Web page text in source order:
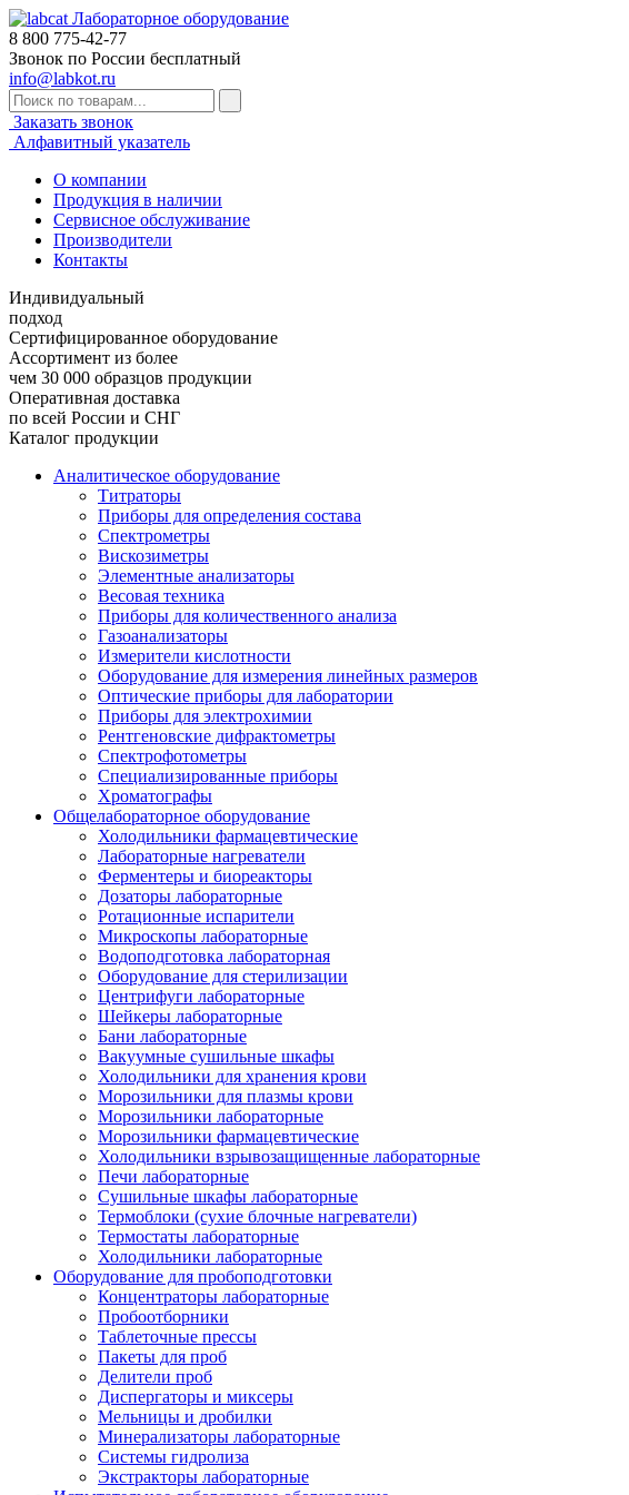
Лабораторное оборудование
8 800 775-42-77
Звонок по России бесплатный
info@labkot.ru
Заказать звонок
Алфавитный указатель
О компании
Продукция в наличии
Сервисное обслуживание
Производители
Контакты
Индивидуальный
подход
Сертифицированное оборудование
Ассортимент из более
чем 30 000 образцов продукции
Оперативная доставка
по всей России и СНГ
Каталог продукции
Аналитическое оборудование
Титраторы
Приборы для определения состава
Спектрометры
Вискозиметры
Элементные анализаторы
Весовая техника
Приборы для количественного анализа
Газоанализаторы
Измерители кислотности
Оборудование для измерения линейных размеров
Оптические приборы для лаборатории
Приборы для электрохимии
Рентгеновские дифрактометры
Спектрофотометры
Специализированные приборы
Хроматографы
Общелабораторное оборудование
Холодильники фармацевтические
Лабораторные нагреватели
Ферментеры и биореакторы
Дозаторы лабораторные
Ротационные испарители
Микроскопы лабораторные
Водоподготовка лабораторная
Оборудование для стерилизации
Центрифуги лабораторные
Шейкеры лабораторные
Бани лабораторные
Вакуумные сушильные шкафы
Холодильники для хранения крови
Морозильники для плазмы крови
Морозильники лабораторные
Морозильники фармацевтические
Холодильники взрывозащищенные лабораторные
Печи лабораторные
Сушильные шкафы лабораторные
Термоблоки (сухие блочные нагреватели)
Термостаты лабораторные
Холодильники лабораторные
Оборудование для пробоподготовки
Концентраторы лабораторные
Пробоотборники
Таблеточные прессы
Пакеты для проб
Делители проб
Диспергаторы и миксеры
Мельницы и дробилки
Минерализаторы лабораторные
Системы гидролиза
Экстракторы лабораторные